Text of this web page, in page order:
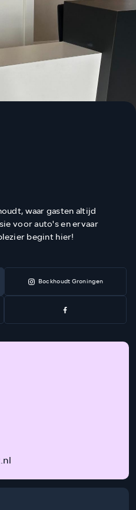
waar gasten altijd
voor auto's en ervaar
begint hier!
Bockhoudt Groningen